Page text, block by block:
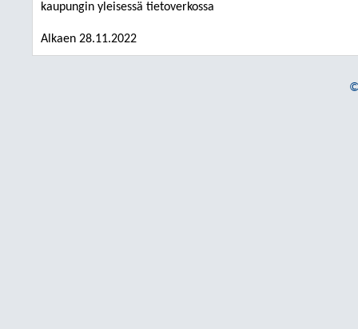
kaupungin yleisessä tietoverkossa
Alkaen 28.11.2022